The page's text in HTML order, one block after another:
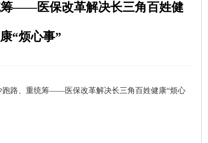
筹——医保改革解决长三角百姓健
康“烦心事”
跑路、重统筹——医保改革解决长三角百姓健康“烦心